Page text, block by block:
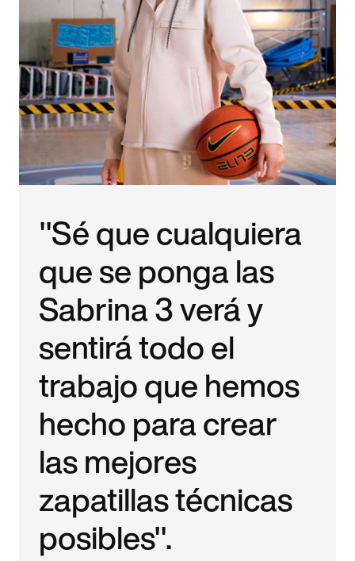
"Sé que cualquiera
que se ponga las
Sabrina 3 verá y
sentirá todo el
trabajo que hemos
hecho para crear
las mejores
zapatillas técnicas
posibles".